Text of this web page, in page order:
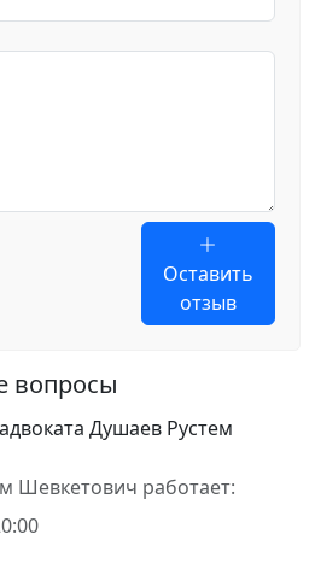
Оставить
отзыв
вопросы
Душаев Рустем
Шевкетович работает: